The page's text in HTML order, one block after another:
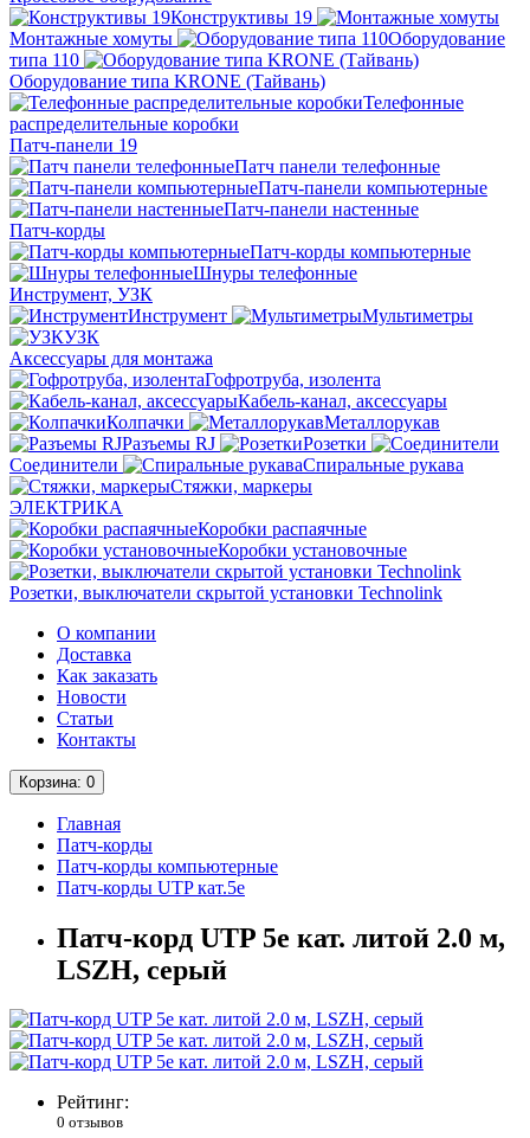
Конструктивы 19
Монтажные хомуты
Оборудование
типа 110
Оборудование типа KRONE (Тайвань)
Телефонные
распределительные коробки
Патч-панели 19
Патч панели телефонные
Патч-панели компьютерные
Патч-панели настенные
Патч-корды
Патч-корды компьютерные
Шнуры телефонные
Инструмент, УЗК
Инструмент
Мультиметры
УЗК
Аксессуары для монтажа
Гофротруба, изолента
Кабель-канал, аксессуары
Колпачки
Металлорукав
Разъемы RJ
Розетки
Соединители
Спиральные рукава
Стяжки, маркеры
ЭЛЕКТРИКА
Коробки распаячные
Коробки установочные
Розетки, выключатели скрытой установки Technolink
О компании
Доставка
Как заказать
Новости
Статьи
Контакты
Корзина: 0
Главная
Патч-корды
Патч-корды компьютерные
Патч-корды UTP кат.5е
Патч-корд UTP 5e кат. литой 2.0 м,
LSZH, серый
Рейтинг:
0 отзывов